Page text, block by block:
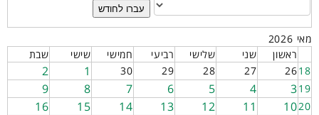
עברו לחודש
מאי 2026
ראשון
שני שלישי רביעי חמישי שישי
שבת
18
26
27
28
29
30
1
2
19
3
4
5
6
7
8
9
20
10
11
12
13
14
15
16